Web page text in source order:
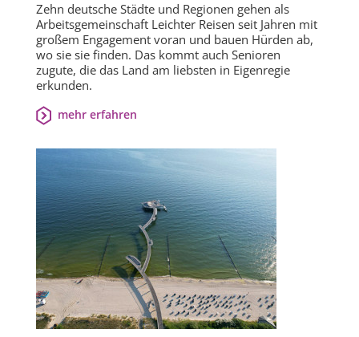
Zehn deutsche Städte und Regionen gehen als
Arbeitsgemeinschaft Leichter Reisen seit Jahren mit
großem Engagement voran und bauen Hürden ab,
wo sie sie finden. Das kommt auch Senioren
zugute, die das Land am liebsten in Eigenregie
erkunden.
mehr erfahren